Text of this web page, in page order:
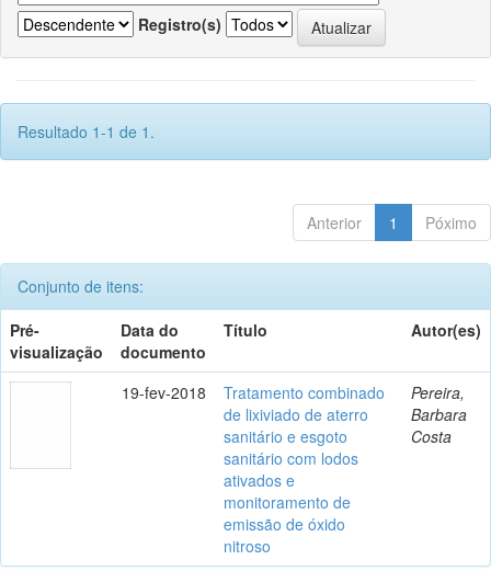
Registro(s)
Resultado 1-1 de 1.
Anterior 1 Póximo
Conjunto de itens:
Pré-
visualização
Data do
documento
Título Autor(es)
19-fev-2018
Tratamento combinado
de lixiviado de aterro
sanitário e esgoto
sanitário com lodos
ativados e
monitoramento de
emissão de óxido
nitroso
Pereira,
Barbara
Costa